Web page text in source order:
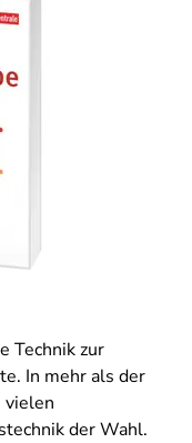
Technik zur
In mehr als der
vielen
der Wahl.